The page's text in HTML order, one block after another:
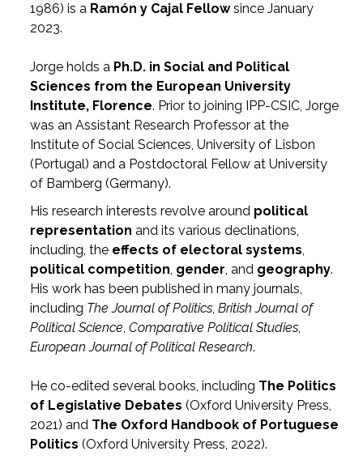
1986) is a Ramón y Cajal Fellowsince January
2023.
Jorge holds a Ph.D. in Social and Political
Sciences from the European University
Institute, Florence. Prior to joining IPP-CSIC, Jorge
was an Assistant Research Professor at the
Institute of Social Sciences, University of Lisbon
(Portugal) and a Postdoctoral Fellow at University
of Bamberg (Germany).
His research interests revolve around political
representation and its various declinations,
including, the effects of electoral systems,
political competition, gender, and geography.
His work has been published in many journals,
including The Journal of Politics,British Journal of
Political Science,Comparative Political Studies,
European Journal of Political Research.
He co-edited several books, including The Politics
of Legislative Debates (Oxford University Press,
2021) and The Oxford Handbook of Portuguese
Politics (Oxford University Press, 2022).